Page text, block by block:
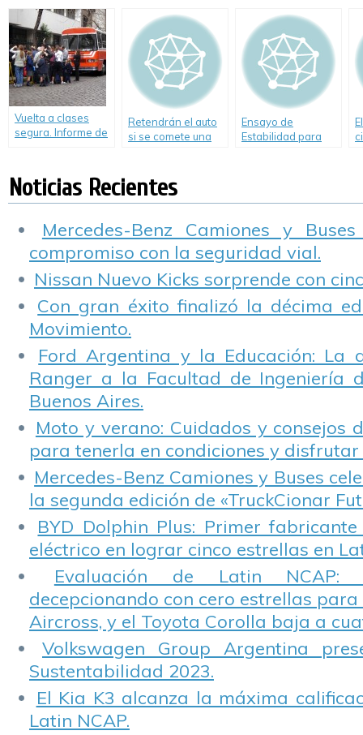
afecta a su
conducción? Video.
conductores
infracciones de
tránsito
Vuelta a clases
segura. Informe de
Retendrán el auto
si se comete una
Ensayo de
Estabilidad para
Noticias Recientes
Mercedes-Benz Camiones y
compromiso con la seguridad vial.
Nissan Nuevo Kicks sorprende con
Con gran éxito finalizó la décima
Movimiento.
Ford Argentina y la Educación: La
Ranger a la Facultad de Ingeniería
Buenos Aires.
Moto y verano: Cuidados y consejos
para tenerla en condiciones y disfrutar
Mercedes-Benz Camiones y Buses
la segunda edición de «TruckCionar
BYD Dolphin Plus: Primer
eléctrico en lograr cinco estrellas en
Evaluación de Latin NCAP:
decepcionando con cero estrellas para
Aircross, y el Toyota Corolla baja a
Volkswagen Group Argentina
Sustentabilidad 2023.
El Kia K3 alcanza la máxima
Latin NCAP.